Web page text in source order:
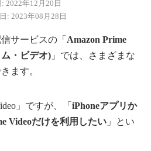
2022年12月20日
: 2023年08月28日
サービスの「 Amazon Prime
・ビデオ) 」では、さまざまな
ます。
」ですが、「 iPhoneアプリか
Videoだけを利用したい 」とい